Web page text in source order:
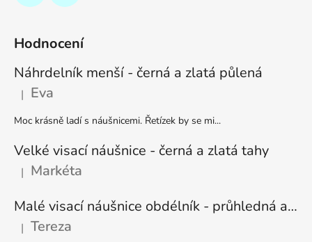
Hodnocení
Náhrdelník menší - černá a zlatá půlená
Hodnocení produktu je 5 z 5 hvězdiček.
| Eva
Moc krásně ladí s náušnicemi. Řetízek by se mi...
Velké visací náušnice - černá a zlatá tahy
Hodnocení produktu je 5 z 5 hvězdiček.
| Markéta
Malé visací náušnice obdélník - průhledná a stříbrná
Hodnocení produktu je 5 z 5 hvězdiček.
| Tereza